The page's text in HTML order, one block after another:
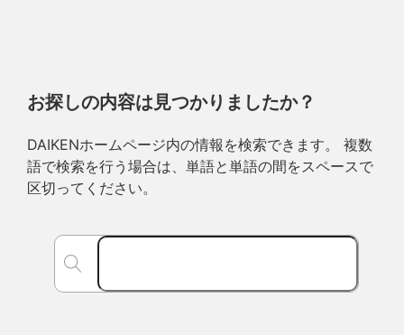
お探しの内容は見つかりましたか？
DAIKENホームページ内の情報を検索できます。 複数
語で検索を行う場合は、単語と単語の間をスペースで
区切ってください。